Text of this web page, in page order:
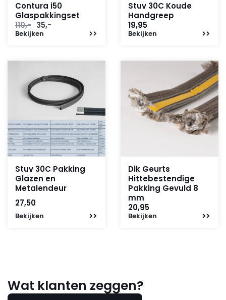
Contura i50
Glaspakkingset
110,- Oorspronkelijke
prijs
35,-
Bekijken
Stuv 30C Koude
Handgreep
19,95
Bekijken
Stuv 30C Pakking
Glazen en
Metalendeur
27,50
Bekijken
Dik Geurts
Hittebestendige
Pakking Gevuld 8
mm
20,95
Bekijken
Wat klanten zeggen?